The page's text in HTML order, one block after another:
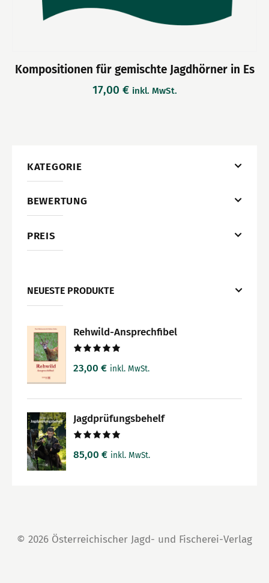
Kompositionen für gemischte Jagdhörner in Es
17,00 € inkl. MwSt.
KATEGORIE
BEWERTUNG
PREIS
NEUESTE PRODUKTE
Rehwild-Ansprechfibel
mit5.00
23,00 € inkl. MwSt.
Jagdprüfungsbehelf
mit5.00
85,00 € inkl. MwSt.
© 2026 Österreichischer Jagd- und Fischerei-Verlag